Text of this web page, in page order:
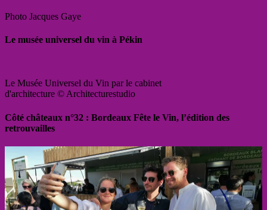
Photo Jacques Gaye
Le musée universel du vin à Pékin
Le Musée Universel du Vin par le cabinet
d'architecture © Architecturestudio
Côté châteaux n°32 : Bordeaux Fête le Vin, l’édition des
retrouvailles